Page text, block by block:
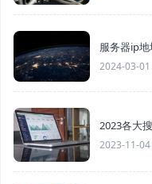
服务器ip
2024-03-01
2023各大
2023-11-04